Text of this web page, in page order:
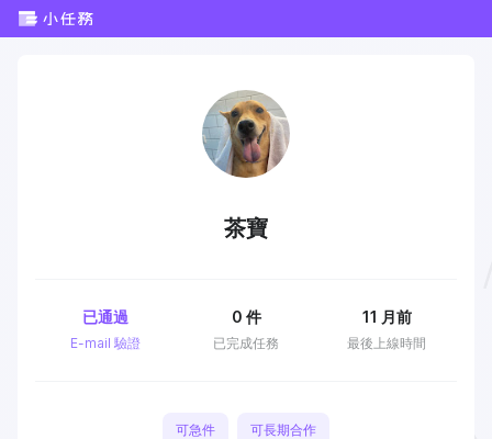
茶寶
E-mail 驗證
已通過
已完成任務
0 件
最後上線時間
11 月前
可急件 可長期合作